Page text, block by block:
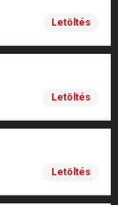
Letöltés
Letöltés
Letöltés